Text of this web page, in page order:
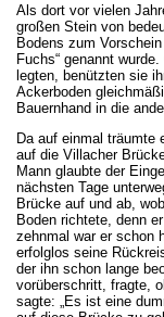
Als dort vor vielen
großen Stein von
Bodens zum
Fuchs“ genannt
legten, benützten sie
Ackerboden
Bauernhand in die
Da auf einmal träumte
auf die Villacher
Mann glaubte der
nächsten Tage
Brücke auf und ab,
Boden richtete, denn
zehnmal war er schon
erfolglos seine
der ihn schon lange
vorüberschritt, fragte,
sagte: „Es ist eine